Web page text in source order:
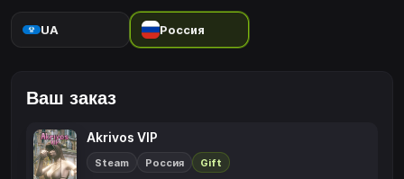
UA Россия
Ваш заказ
Akrivos VIP
Steam Россия Gift